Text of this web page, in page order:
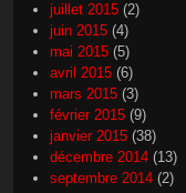
juillet 2015 (2)
juin 2015 (4)
mai 2015 (5)
avril 2015 (6)
mars 2015 (3)
février 2015 (9)
janvier 2015 (38)
décembre 2014 (13)
septembre 2014 (2)